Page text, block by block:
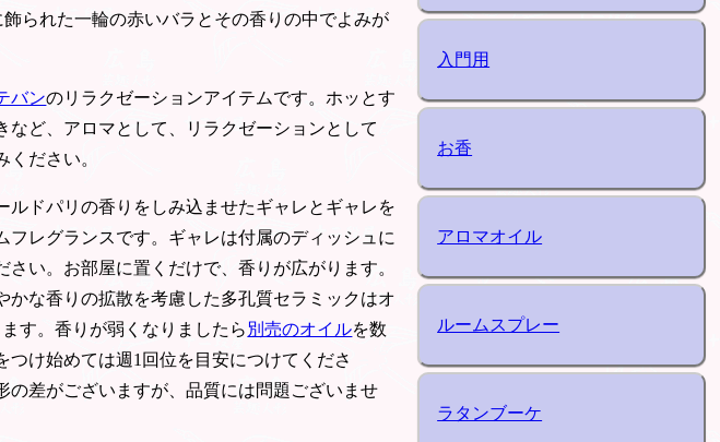
られた一輪の赤いバラとその香りの中でよみが
バンのリラクゼーションアイテムです。ホッとす
ど、アロマとして、リラクゼーションとして
ださい。
ドパリの香りをしみ込ませたギャレとギャレを
レグランスです。ギャレは付属のディッシュに
い。お部屋に置くだけで、香りが広がります。
な香りの拡散を考慮した多孔質セラミックはオ
す。香りが弱くなりましたら 別売のオイルを数
け始めては週1回位を目安につけてくださ
差がございますが、品質には問題ございませ
入門用
お香
アロマオイル
ルームスプレー
ラタンブーケ